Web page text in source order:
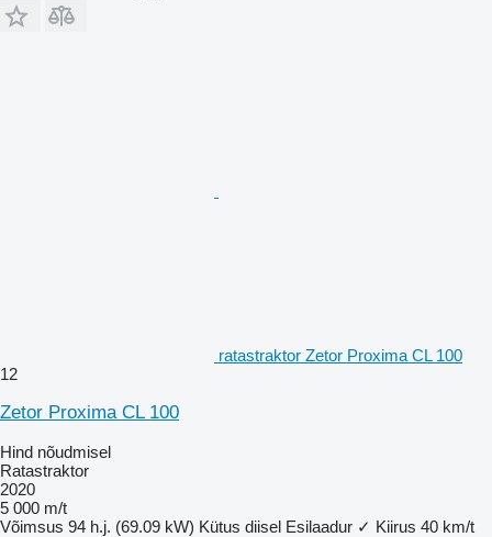
ratastraktor Zetor Proxima CL 100
12
Zetor Proxima CL 100
Hind nõudmisel
Ratastraktor
2020
5 000 m/t
Võimsus 94 h.j. (69.09 kW) Kütus diisel Esilaadur ✓ Kiirus 40 km/t